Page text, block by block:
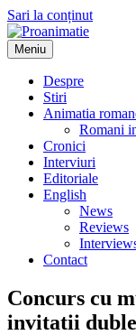
Sari la conținut
Proanimatie
Stiri despre filme de
Meniu
Despre
Stiri
Animatia
Romani
Cronici
Interviuri
Editoriale
English
News
Reviews
Contact
Concurs cu
invitatii